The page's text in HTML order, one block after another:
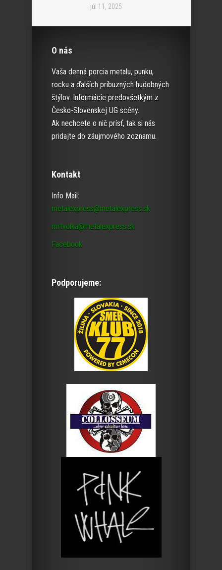
júl 11, 2025
O nás
Vaša denná porcia metalu, punku,
rocku a ďalších príbuzných hudobných
štýlov. Informácie predovšetkým z
Česko-Slovenskej UG scény.
Ak nechcete o nič prísť, tak si nás
pridajte do záujmového zoznamu.
Kontakt
Info Mail:
metalexpress@metalexpress.sk
mrtvolka@metalexpress.sk
Facebook
Podporujeme: